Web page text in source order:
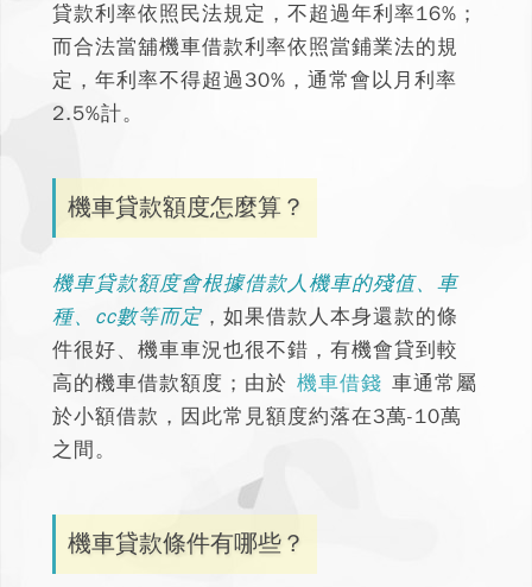
貸款利率依照民法規定，不超過年利率16% ；
而合法當舖機車借款利率依照當鋪業法的規
定，年利率不得超過30%，通常會以月利率
2.5%計。
機車貸款額度怎麼算？
機車貸款額度會根據借款人機車的殘值、車
種、cc數等而定 ，如果借款人本身還款的條
件很好、機車車況也很不錯，有機會貸到較
高的機車借款額度；由於 機車借錢 車通常屬
於小額借款，因此常見額度約落在3萬-10萬
之間。
機車貸款條件有哪些？